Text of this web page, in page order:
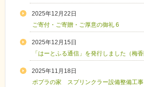
2025年12月22日
ご寄付・ご寄贈・ご厚意の御礼 6
2025年12月15日
「はーとふる通信」を発行しました（梅香
2025年11月18日
ポプラの家 スプリンクラー設備整備工